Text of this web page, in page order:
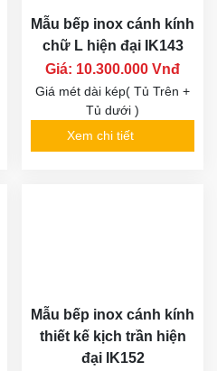
Mẫu bếp inox cánh kính
chữ L hiện đại IK143
Giá: 10.300.000 Vnđ
Giá mét dài kép( Tủ Trên +
Tủ dưới )
Xem chi tiết
Mẫu bếp inox cánh kính
thiết kế kịch trần hiện
đại IK152